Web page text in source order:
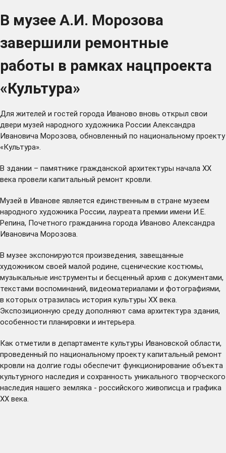
В музее А.И. Морозова
завершили ремонтные
работы в рамках нацпроекта
«Культура»
Для жителей и гостей города Иваново вновь открыл свои
двери музей народного художника России Александра
Ивановича Морозова, обновленный по национальному проекту
«Культура».
В здании – памятнике гражданской архитектуры начала ХХ
века провели капитальный ремонт кровли.
Музей в Иванове является единственным в стране музеем
народного художника России, лауреата премии имени И.Е.
Репина, Почетного гражданина города Иваново Александра
Ивановича Морозова.
В музее экспонируются произведения, завещанные
художником своей малой родине, сценические костюмы,
музыкальные инструменты и бесценный архив с документами,
текстами воспоминаний, видеоматериалами и фотографиями,
в которых отразилась история культуры ХХ века.
Экспозиционную среду дополняют сама архитектура здания,
особенности планировки и интерьера.
Как отметили в департаменте культуры Ивановской области,
проведенный по национальному проекту капитальный ремонт
кровли на долгие годы обеспечит функционирование объекта
культурного наследия и сохранность уникального творческого
наследия нашего земляка - российского живописца и графика
ХХ века.